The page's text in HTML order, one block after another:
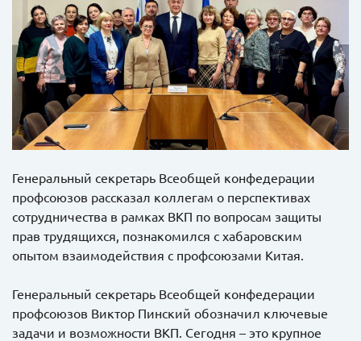
Генеральный секретарь Всеобщей конфедерации
профсоюзов рассказал коллегам о перспективах
сотрудничества в рамках ВКП по вопросам защиты
прав трудящихся, познакомился с хабаровским
опытом взаимодействия с профсоюзами Китая.
Генеральный секретарь Всеобщей конфедерации
профсоюзов Виктор Пинский обозначил ключевые
задачи и возможности ВКП. Сегодня – это крупное